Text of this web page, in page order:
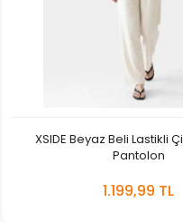
XSIDE Beyaz Beli Lastikli
Pantolon
1.199,99 TL